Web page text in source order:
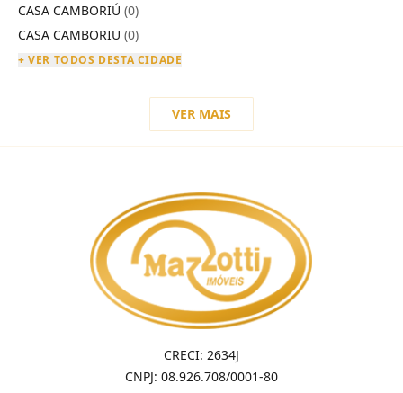
CASA CAMBORIÚ (0)
CASA CAMBORIU (0)
+ VER TODOS DESTA CIDADE
VER MAIS
CRECI: 2634J
CNPJ: 08.926.708/0001-80